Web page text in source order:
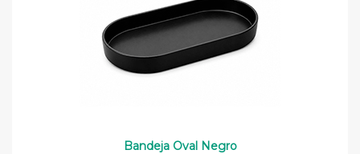
Bandeja Oval Negro